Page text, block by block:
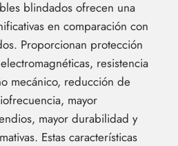
blindados ofrecen una
en comparación con
Proporcionan protección
resistencia
mecánico, reducción de
mayor
mayor durabilidad y
Estas características